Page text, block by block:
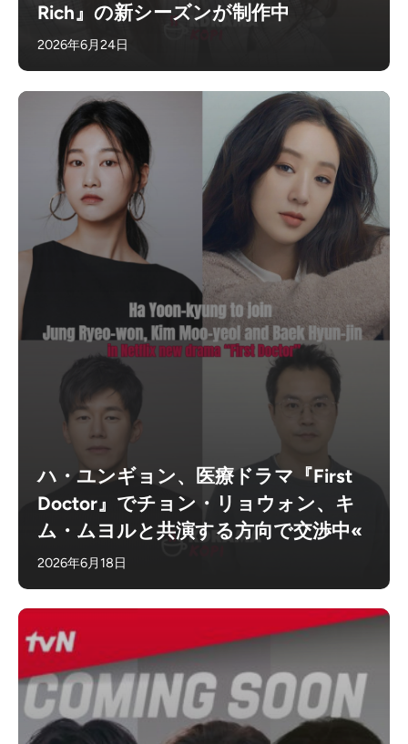
Rich』の新シーズンが制作中
2026年6月24日
ハ・ユンギョン、医療ドラマ『First
Doctor』でチョン・リョウォン、キ
ム・ムヨルと共演する方向で交渉中«
2026年6月18日